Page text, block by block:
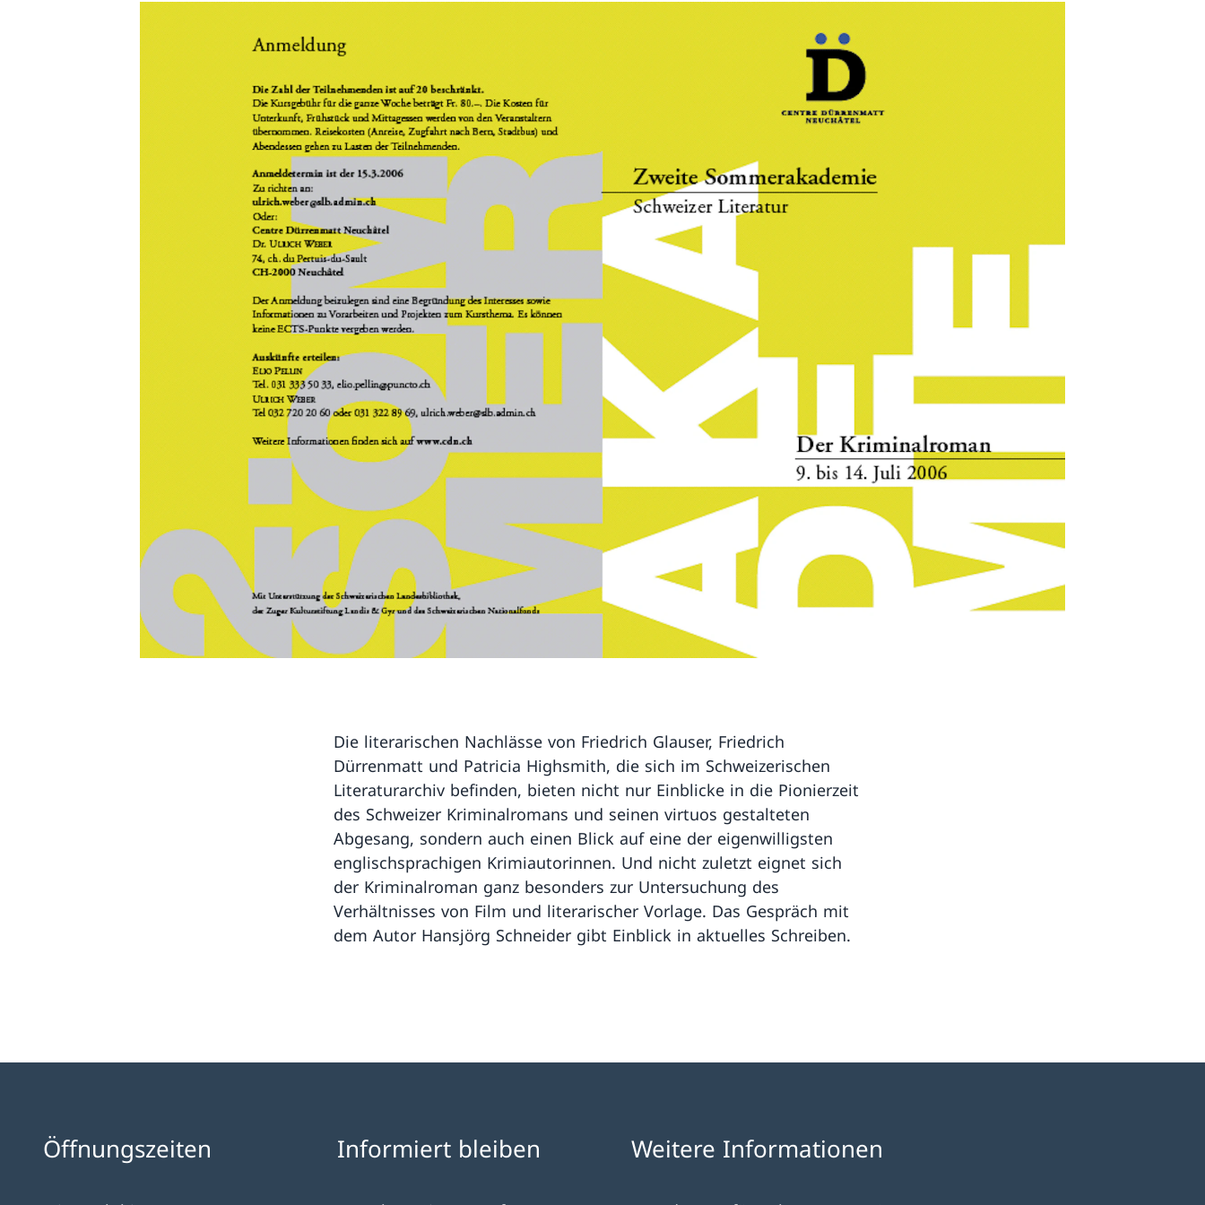
Die literarischen Nachlässe von Friedrich Glauser, Friedrich
Dürrenmatt und Patricia Highsmith, die sich im Schweizerischen
Literaturarchiv befinden, bieten nicht nur Einblicke in die Pionierzeit
des Schweizer Kriminalromans und seinen virtuos gestalteten
Abgesang, sondern auch einen Blick auf eine der eigenwilligsten
englischsprachigen Krimiautorinnen. Und nicht zuletzt eignet sich
der Kriminalroman ganz besonders zur Untersuchung des
Verhältnisses von Film und literarischer Vorlage. Das Gespräch mit
dem Autor Hansjörg Schneider gibt Einblick in aktuelles Schreiben.
Öffnungszeiten Informiert bleiben Weitere Informationen